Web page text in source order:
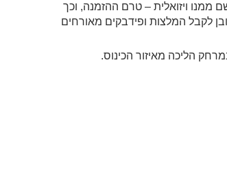
ממנו ויזואלית – טרם ההזמנה, וכך
לקבל המלצות ופידבקים מאורחים
הליכה מאיזור הכינוס.